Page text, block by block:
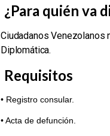
¿Para quién va
Ciudadanos Venezolanos
Diplomática.
Requisitos
• Registro consular.
• Acta de defunción.